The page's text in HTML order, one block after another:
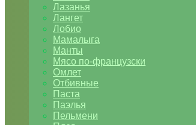
Лазанья
Лангет
Лобио
Мамалыга
Манты
Мясо по-французски
Омлет
Отбивные
Паста
Паэлья
Пельмени